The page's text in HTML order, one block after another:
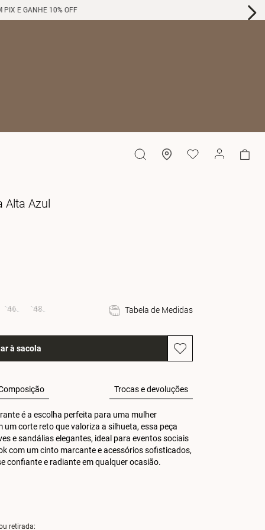
GANHE 20% OFF NA
Alta Azul
46 48 Tabela de Medidas
à sacola
Trocas e devoluções
é a escolha perfeita para uma mulher
corte reto que valoriza a silhueta, essa peça
e sandálias elegantes, ideal para eventos sociais
com um cinto marcante e acessórios sofisticados,
confiante e radiante em qualquer ocasião.
retirada: